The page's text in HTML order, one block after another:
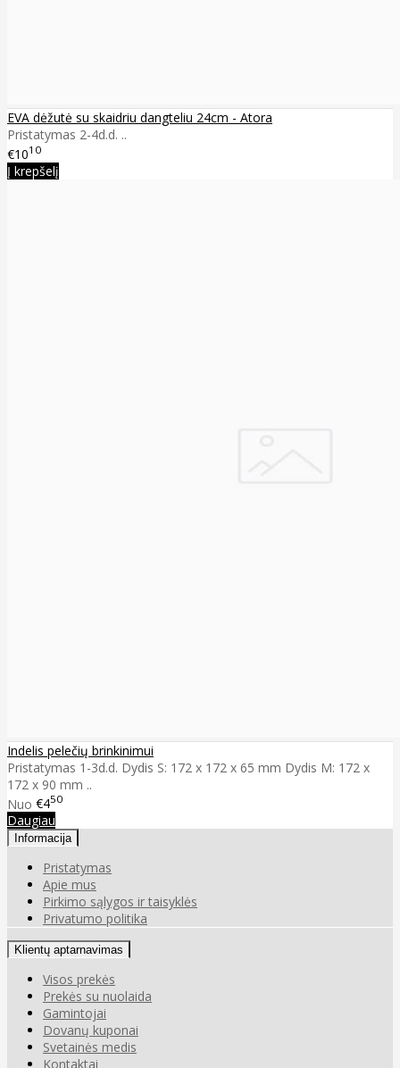
EVA dėžutė su skaidriu dangteliu 24cm - Atora
Pristatymas 2-4d.d. ..
€1010
Į krepšelį
Indelis pelečių brinkinimui
Pristatymas 1-3d.d. Dydis S: 172 x 172 x 65 mm Dydis M: 172 x
172 x 90 mm ..
Nuo €450
Daugiau
Informacija
Pristatymas
Apie mus
Pirkimo sąlygos ir taisyklės
Privatumo politika
Klientų aptarnavimas
Visos prekės
Prekės su nuolaida
Gamintojai
Dovanų kuponai
Svetainės medis
Kontaktai